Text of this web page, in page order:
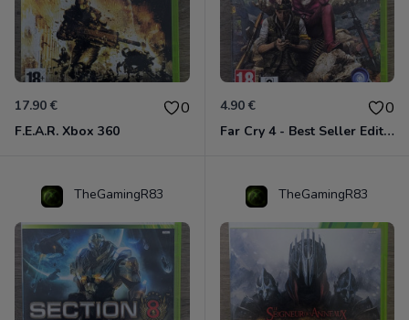
17.90 € 0
F.E.A.R. Xbox 360
4.90 € 0
Far Cry 4 - Best Seller Edition Xbox 360
TheGamingR83 TheGamingR83